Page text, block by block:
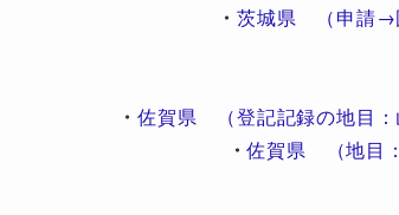
・ 茨城県 （申請→
・ 佐賀県 （登記記録の地目：
・佐賀県 （地目